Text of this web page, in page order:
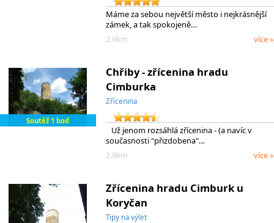
Máme za sebou největší město i nejkrásnější
zámek, a tak spokojeně…
2.9km
více »
Soutěž 1 bod
Chřiby - zřícenina hradu
Cimburka
Zřícenina
Už jenom rozsáhlá zřícenina - (a navíc v
současnosti "přizdobena"…
2.9km
více »
Zřícenina hradu Cimburk u
Koryčan
Tipy na výlet